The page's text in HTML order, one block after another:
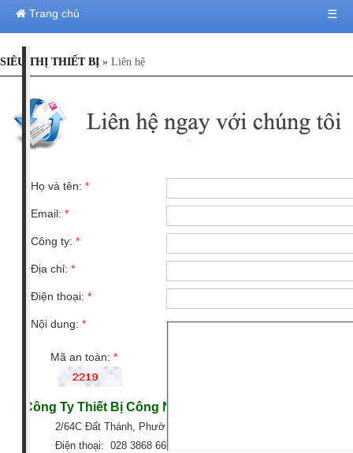
Trang chủ ☰
SIÊU THỊ THIẾT BỊ » Liên hệ
Họ và tên: *
Email: *
Công ty: *
Địa chỉ: *
Điện thoại: *
Nội dung: *
Mã an toàn: *
Công Ty Thiết Bị Công Nghiệp GTG
2/64C Đất Thánh, Phường 6, Quận Tân Bình, TP HCM
Điện thoại: 028 3868 6666